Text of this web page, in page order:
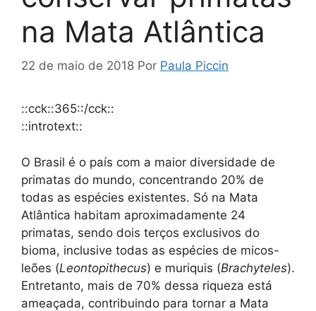
na Mata Atlântica
22 de maio de 2018 Por Paula Piccin
::cck::365::/cck::
::introtext::
O Brasil é o país com a maior diversidade de
primatas do mundo, concentrando 20% de
todas as espécies existentes. Só na Mata
Atlântica habitam aproximadamente 24
primatas, sendo dois terços exclusivos do
bioma, inclusive todas as espécies de micos-
leões (Leontopithecus) e muriquis (Brachyteles).
Entretanto, mais de 70% dessa riqueza está
ameaçada, contribuindo para tornar a Mata